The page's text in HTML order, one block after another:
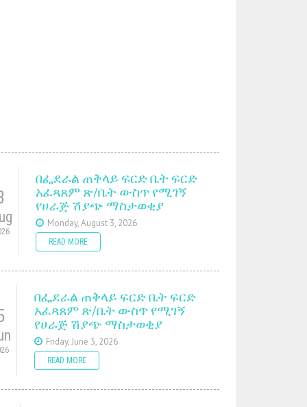
በፌደራል ጠቅላይ ፍርድ ቤት ፍርድ
አፈጻጸም ጽ/ቤት ውስጥ የሚገኝ
የሀራጅ ሽያጭ ማስታወቂያ
Monday, August 3, 2026
READ MORE
በፌደራል ጠቅላይ ፍርድ ቤት ፍርድ
አፈጻጸም ጽ/ቤት ውስጥ የሚገኝ
የሀራጅ ሽያጭ ማስታወቂያ
Friday, June 5, 2026
READ MORE